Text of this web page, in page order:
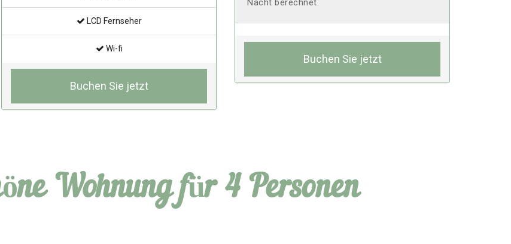
LCD Fernseher
Wi-fi
Buchen Sie jetzt
Nacht berechnet.
Buchen Sie jetzt
Wohnung für 4 Personen